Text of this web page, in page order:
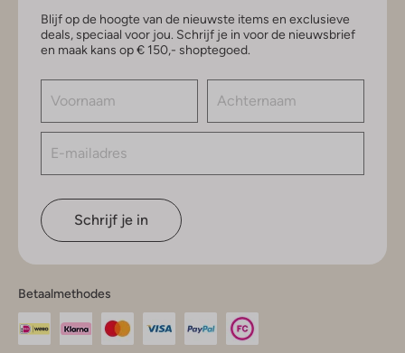
Blijf op de hoogte van de nieuwste items en exclusieve
deals, speciaal voor jou. Schrijf je in voor de nieuwsbrief
en maak kans op € 150,- shoptegoed.
Schrijf je in
Betaalmethodes